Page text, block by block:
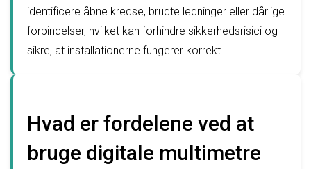
identificere åbne kredse, brudte ledninger eller dårlige
forbindelser, hvilket kan forhindre sikkerhedsrisici og
sikre, at installationerne fungerer korrekt.
Hvad er fordelene ved at
bruge digitale multimetre